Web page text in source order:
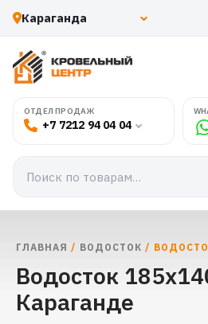
ОТДЕЛ ПРОДАЖ
+7 7212 94 04 04
ГЛАВНАЯ / ВОДОСТОК /
Водосток
Караганде